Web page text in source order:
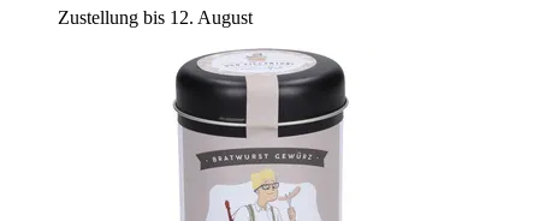
Zustellung bis 12. August